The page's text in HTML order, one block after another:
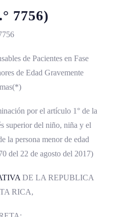
7756)
de Pacientes en Fase
de Edad Gravemente
por el artículo 1° de la
superior del niño, niña y el
la persona menor de edad
del 22 de agosto del 2017)
DE LA REPUBLICA
RICA,